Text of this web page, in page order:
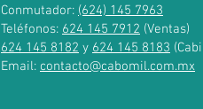
Conmutador: (624) 145 7963
Teléfonos: 624 145 7912 (Ventas)
624 145 8182 y 624 145 8183
Email: contacto@cabomil.com.mx